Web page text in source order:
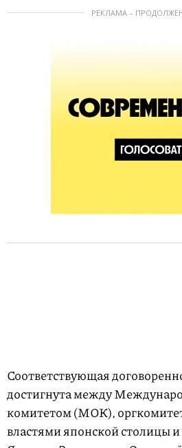
РЕКЛАМА –
Соответствующая
достигнута между
комитетом (МОК),
властями японской столицы